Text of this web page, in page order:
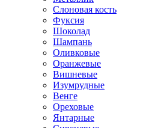
Слоновая кость
Фуксия
Шоколад
Шампань
Оливковые
Оранжевые
Вишневые
Изумрудные
Венге
Ореховые
Янтарные